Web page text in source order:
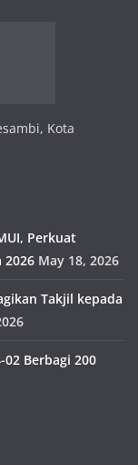
Kota
Perkuat
2026 May 18, 2026
Takjil kepada
Berbagi 200